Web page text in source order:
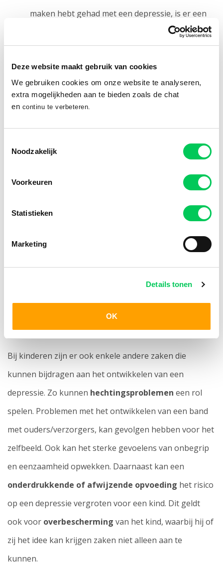
Deze website maakt gebruik van cookies
We gebruiken cookies om onze website te analyseren,
extra mogelijkheden aan te bieden zoals de chat
en continu te verbeteren.
Noodzakelijk
Voorkeuren
Statistieken
Marketing
Details tonen
OK
maken hebt gehad met een depressie, is er een
vergrote kans om nog een depressie te krijgen;
verstorend effect hebben op jouw stemming;
Eenzaamheid, uitzichtloze leefsituatie in
Heftige hormoonschommelingen in
, zoals de
geboorte van een kind, kunnen leiden tot een
pre- of postnatale depressie;
te lang doorgaan
Oorzaken depressie bij kinderen en
jongeren
Bij kinderen zijn er ook enkele andere zaken die
kunnen bijdragen aan het ontwikkelen van een
depressie. Zo kunnen hechtingsproblemen een rol
spelen. Problemen met het ontwikkelen van een band
met ouders/verzorgers, kan gevolgen hebben voor het
zelfbeeld. Ook kan het sterke gevoelens van onbegrip
en eenzaamheid opwekken. Daarnaast kan een
onderdrukkende of afwijzende opvoeding het risico
op een depressie vergroten voor een kind. Dit geldt
ook voor overbescherming van het kind, waarbij hij of
zij het idee kan krijgen zaken niet alleen aan te
kunnen.